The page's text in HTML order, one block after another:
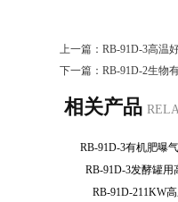
上一篇： RB-91D-3高温
下一篇： RB-91D-2生物
相关产品
RB-91D-3有机肥
RB-91D-3发酵罐
RB-91D-211KW